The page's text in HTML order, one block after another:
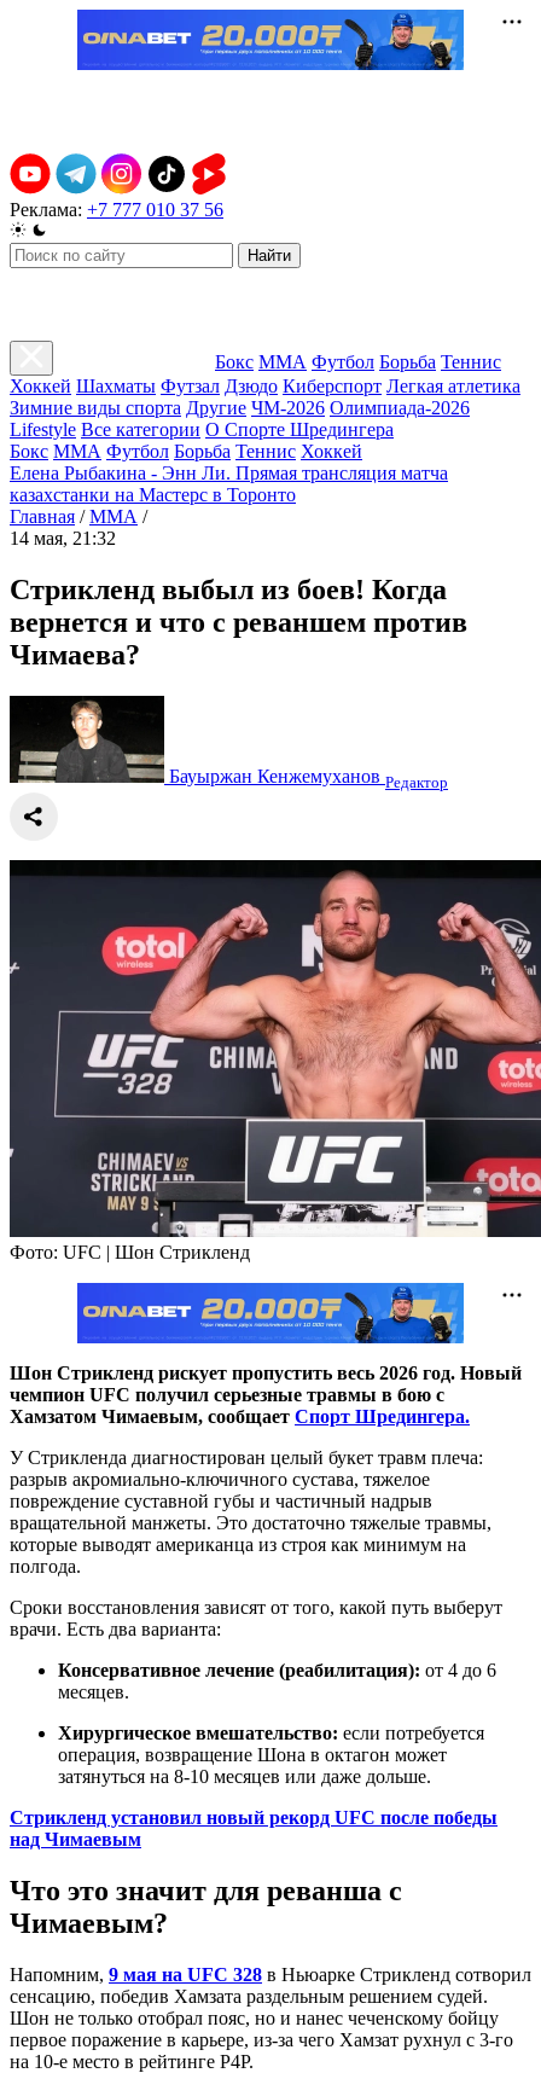
Реклама: +7 777 010 37 56
Найти
Бокс ММА Футбол Борьба Теннис
Хоккей Шахматы Футзал Дзюдо Киберспорт Легкая атлетика
Зимние виды спорта Другие ЧМ-2026 Олимпиада-2026
Lifestyle Все категории О Спорте Шредингера
Бокс ММА Футбол Борьба Теннис Хоккей
Елена Рыбакина - Энн Ли. Прямая трансляция матча
казахстанки на Мастерс в Торонто
Главная / ММА /
14 мая, 21:32
Стрикленд выбыл из боев! Когда
вернется и что с реваншем против
Чимаева?
Бауыржан Кенжемуханов Редактор
Фото: UFC | Шон Стрикленд
Шон Стрикленд рискует пропустить весь 2026 год. Новый
чемпион UFC получил серьезные травмы в бою с
Хамзатом Чимаевым, сообщает Спорт Шредингера.
У Стрикленда диагностирован целый букет травм плеча:
разрыв акромиально-ключичного сустава, тяжелое
повреждение суставной губы и частичный надрыв
вращательной манжеты. Это достаточно тяжелые травмы,
которые выводят американца из строя как минимум на
полгода.
Сроки восстановления зависят от того, какой путь выберут
врачи. Есть два варианта:
Консервативное лечение (реабилитация): от 4 до 6
месяцев.
Хирургическое вмешательство: если потребуется
операция, возвращение Шона в октагон может
затянуться на 8-10 месяцев или даже дольше.
Стрикленд установил новый рекорд UFC после победы
над Чимаевым
Что это значит для реванша с
Чимаевым?
Напомним, 9 мая на UFC 328 в Ньюарке Стрикленд сотворил
сенсацию, победив Хамзата раздельным решением судей.
Шон не только отобрал пояс, но и нанес чеченскому бойцу
первое поражение в карьере, из-за чего Хамзат рухнул с 3-го
на 10-е место в рейтинге P4P.